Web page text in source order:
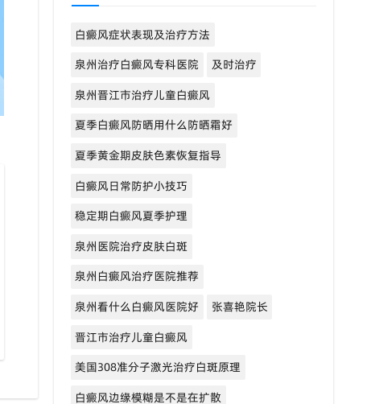
白癜风症状表现及治疗方法
泉州治疗白癜风专科医院
及时治疗
泉州晋江市治疗儿童白癜风
夏季白癜风防晒用什么防晒霜好
夏季黄金期皮肤色素恢复指导
白癜风日常防护小技巧
稳定期白癜风夏季护理
泉州医院治疗皮肤白斑
泉州白癜风治疗医院推荐
泉州看什么白癜风医院好
张喜艳院长
晋江市治疗儿童白癜风
美国308准分子激光治疗白斑原理
白癜风边缘模糊是不是在扩散